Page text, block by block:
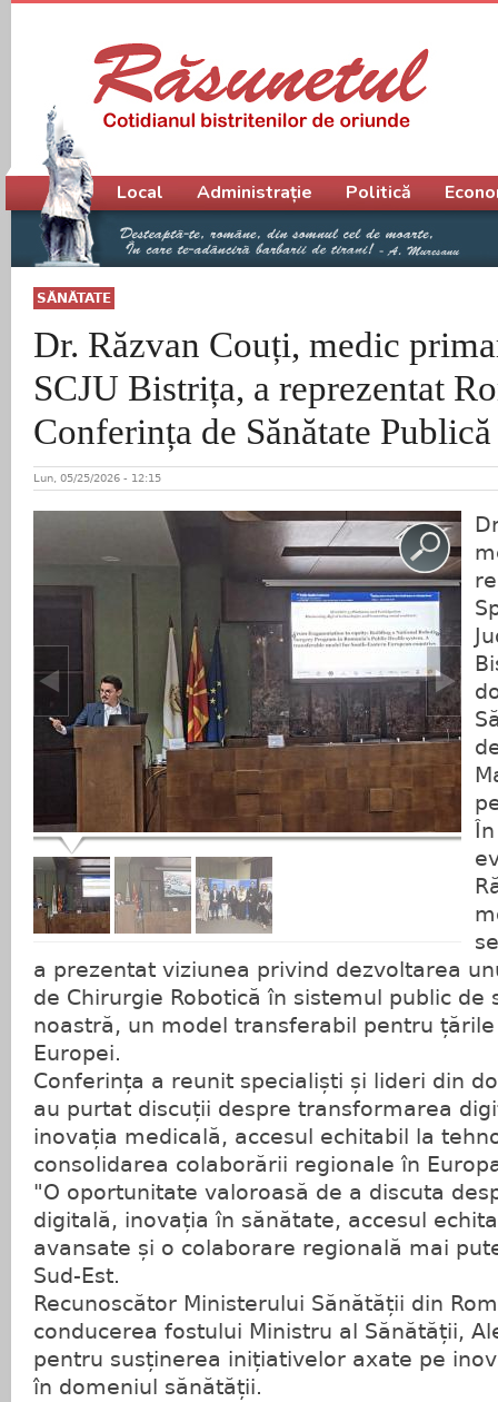
SĂNĂTATE
Dr. Răzvan Couți, medic
SCJU Bistrița, a reprezentat
Conferința de Sănătate
Lun, 05/25/2026 - 12:15
a prezentat viziunea privind dezvoltarea
de Chirurgie Robotică în sistemul public de
noastră, un model transferabil pentru
Europei.
Conferința a reunit specialiști și lideri din
au purtat discuții despre transformarea
inovația medicală, accesul echitabil la
consolidarea colaborării regionale în
"O oportunitate valoroasă de a discuta
digitală, inovația în sănătate, accesul
avansate și o colaborare regională mai
Sud-Est.
Recunoscător Ministerului Sănătății din
conducerea fostului Ministru al Sănătății,
pentru susținerea inițiativelor axate pe
în domeniul sănătății.
Meniu principal
Local Administrație Politică